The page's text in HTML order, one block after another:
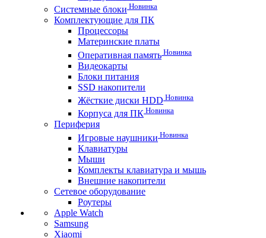
Системные блоки Новинка
Комплектующие для ПК
Процессоры
Материнские платы
Оперативная память Новинка
Видеокарты
Блоки питания
SSD накопители
Жёсткие диски HDD Новинка
Корпуса для ПК Новинка
Периферия
Игровые наушники Новинка
Клавиатуры
Мыши
Комплекты клавиатура и мышь
Внешние накопители
Сетевое оборудование
Роутеры
Apple Watch
Samsung
Xiaomi